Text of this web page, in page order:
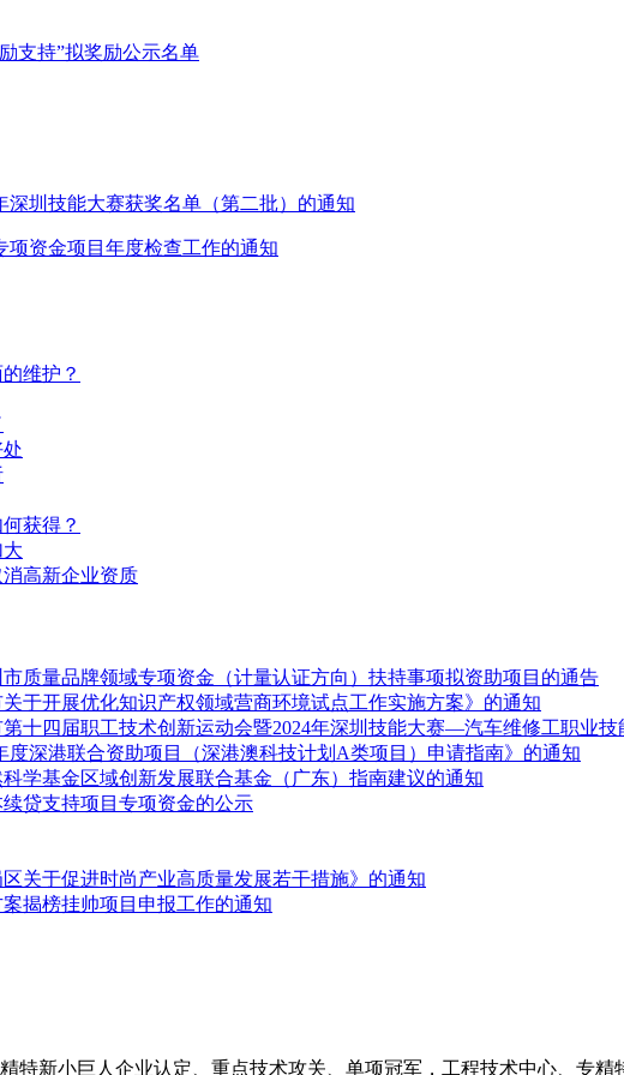
支持”拟奖励公示名单
圳技能大赛获奖名单（第二批）的通知
项资金项目年度检查工作的通知
维护？
获得？
高新企业资质
质量品牌领域专项资金（计量认证方向）扶持事项拟资助项目的通告
于开展优化知识产权领域营商环境试点工作实施方案》的通知
十四届职工技术创新运动会暨2024年深圳技能大赛—汽车维修工职业
度深港联合资助项目（深港澳科技计划A类项目）申请指南》的通知
学基金区域创新发展联合基金（广东）指南建议的通知
贷支持项目专项资金的公示
关于促进时尚产业高质量发展若干措施》的通知
揭榜挂帅项目申报工作的通知